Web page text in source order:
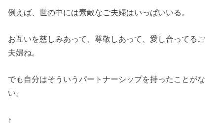
例えば、世の中には素敵なご夫婦はいっぱいいる。
お互いを慈しみあって、尊敬しあって、愛し合ってるご
夫婦ね。
でも自分はそういうパートナーシップを持ったことがな
い。
↑